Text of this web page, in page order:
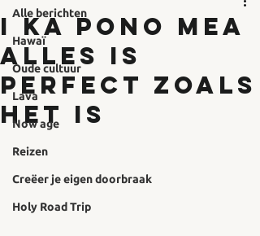
Alle berichten
Hawaï
Oude cultuur
Lava
Now age
Reizen
Creëer je eigen doorbraak
Holy Road Trip
I KA PONO MEA
Alles is
perfect zoals
het is